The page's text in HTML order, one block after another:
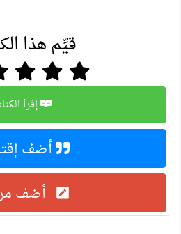
قيِّم هذا
إقرأ
أضف
أضف